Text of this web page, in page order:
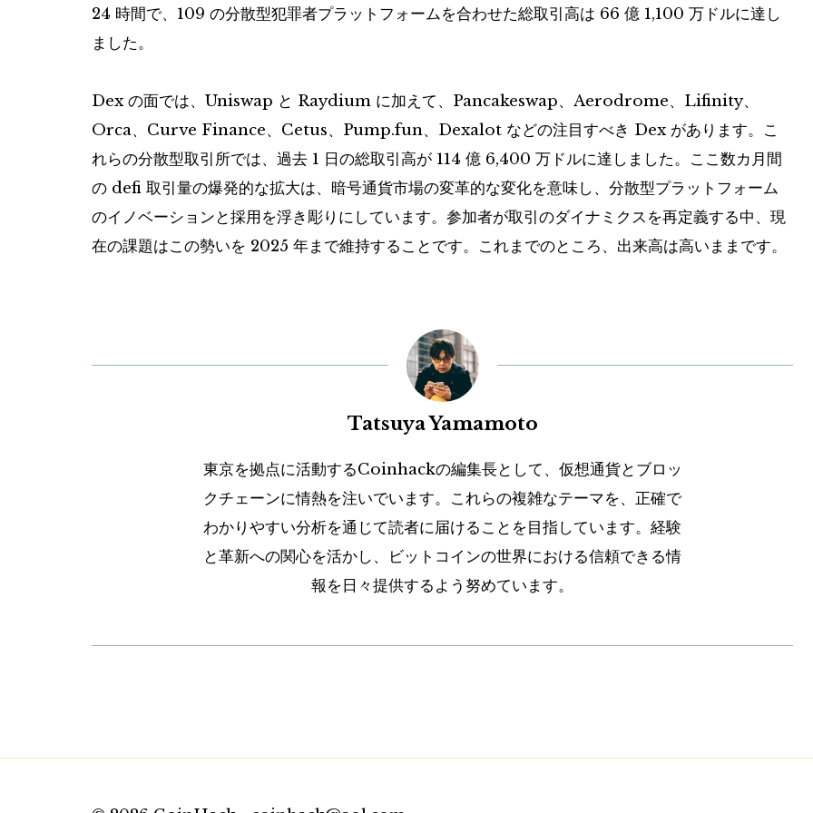
24 時間で、109 の分散型犯罪者プラットフォームを合わせた総取引高は 66 億 1,100 万ドルに達し
ました。
Dex の面では、Uniswap と Raydium に加えて、Pancakeswap、Aerodrome、Lifinity、
Orca、Curve Finance、Cetus、Pump.fun、Dexalot などの注目すべき Dex があります。こ
れらの分散型取引所では、過去 1 日の総取引高が 114 億 6,400 万ドルに達しました。ここ数カ月間
の defi 取引量の爆発的な拡大は、暗号通貨市場の変革的な変化を意味し、分散型プラットフォーム
のイノベーションと採用を浮き彫りにしています。参加者が取引のダイナミクスを再定義する中、現
在の課題はこの勢いを 2025 年まで維持することです。これまでのところ、出来高は高いままです。
Tatsuya Yamamoto
東京を拠点に活動するCoinhackの編集長として、仮想通貨とブロッ
クチェーンに情熱を注いでいます。これらの複雑なテーマを、正確で
わかりやすい分析を通じて読者に届けることを目指しています。経験
と革新への関心を活かし、ビットコインの世界における信頼できる情
報を日々提供するよう努めています。